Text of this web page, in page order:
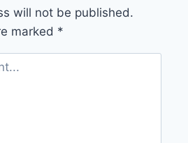
will not be published.
marked *